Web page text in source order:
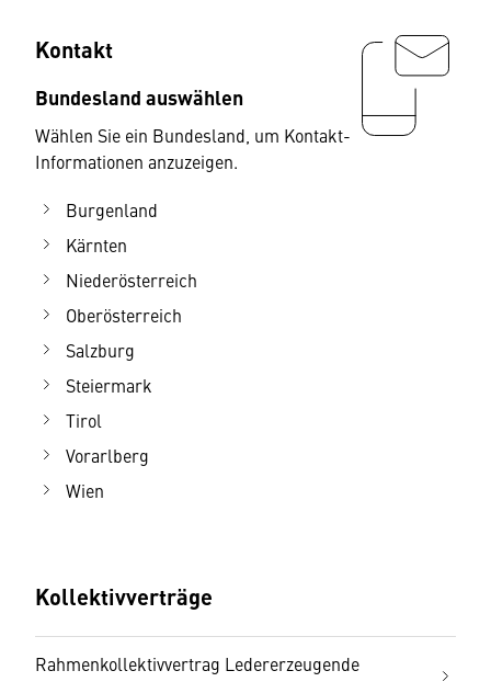
Kontakt
Bundesland auswählen
Wählen Sie ein Bundesland, um Kontakt-
Informationen anzuzeigen.
Burgenland
Kärnten
Niederösterreich
Oberösterreich
Salzburg
Steiermark
Tirol
Vorarlberg
Wien
Kollektivverträge
Rahmenkollektivvertrag Ledererzeugende